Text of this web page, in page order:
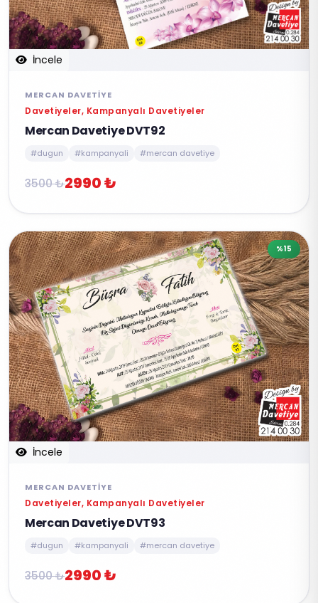
İncele
MERCAN DAVETIYE
Davetiyeler, Kampanyalı Davetiyeler
Mercan Davetiye DVT92
#dugun #kampanyali #mercan davetiye
3500 ₺2990 ₺
İncele
%15
MERCAN DAVETIYE
Davetiyeler, Kampanyalı Davetiyeler
Mercan Davetiye DVT93
#dugun #kampanyali #mercan davetiye
3500 ₺2990 ₺